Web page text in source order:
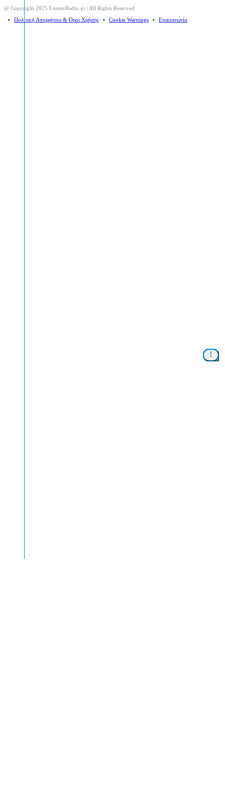
@ Copyright 2025 ListenrRadio.gr | All Rights Reserved
⠀•⠀ Πολιτική Απορρήτου & Όροι Χρήσης ⠀•⠀ Cookie Warnings ⠀•⠀ Επικοινωνία